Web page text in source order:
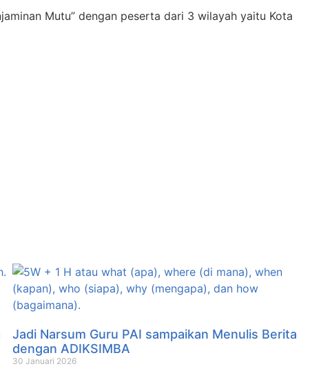
Mutu” dengan peserta dari 3 wilayah yaitu Kota
Jadi Narsum Guru PAI sampaikan Menulis Berita
dengan ADIKSIMBA
30 Januari 2026